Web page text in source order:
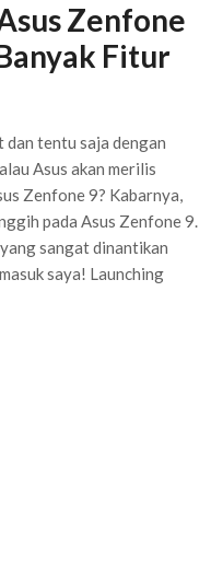
Zenfone
Fitur
tentu saja dengan
Asus akan merilis
Zenfone 9? Kabarnya,
pada Asus Zenfone 9.
sangat dinantikan
saya! Launching